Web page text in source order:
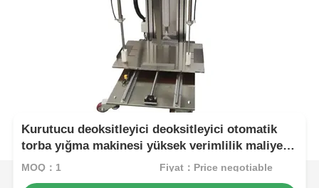
Kurutucu deoksitleyici deoksitleyici otomatik
torba yığma makinesi yüksek verimlilik maliyeti
azaltmak
MOQ：1 Fiyat：Price negotiable